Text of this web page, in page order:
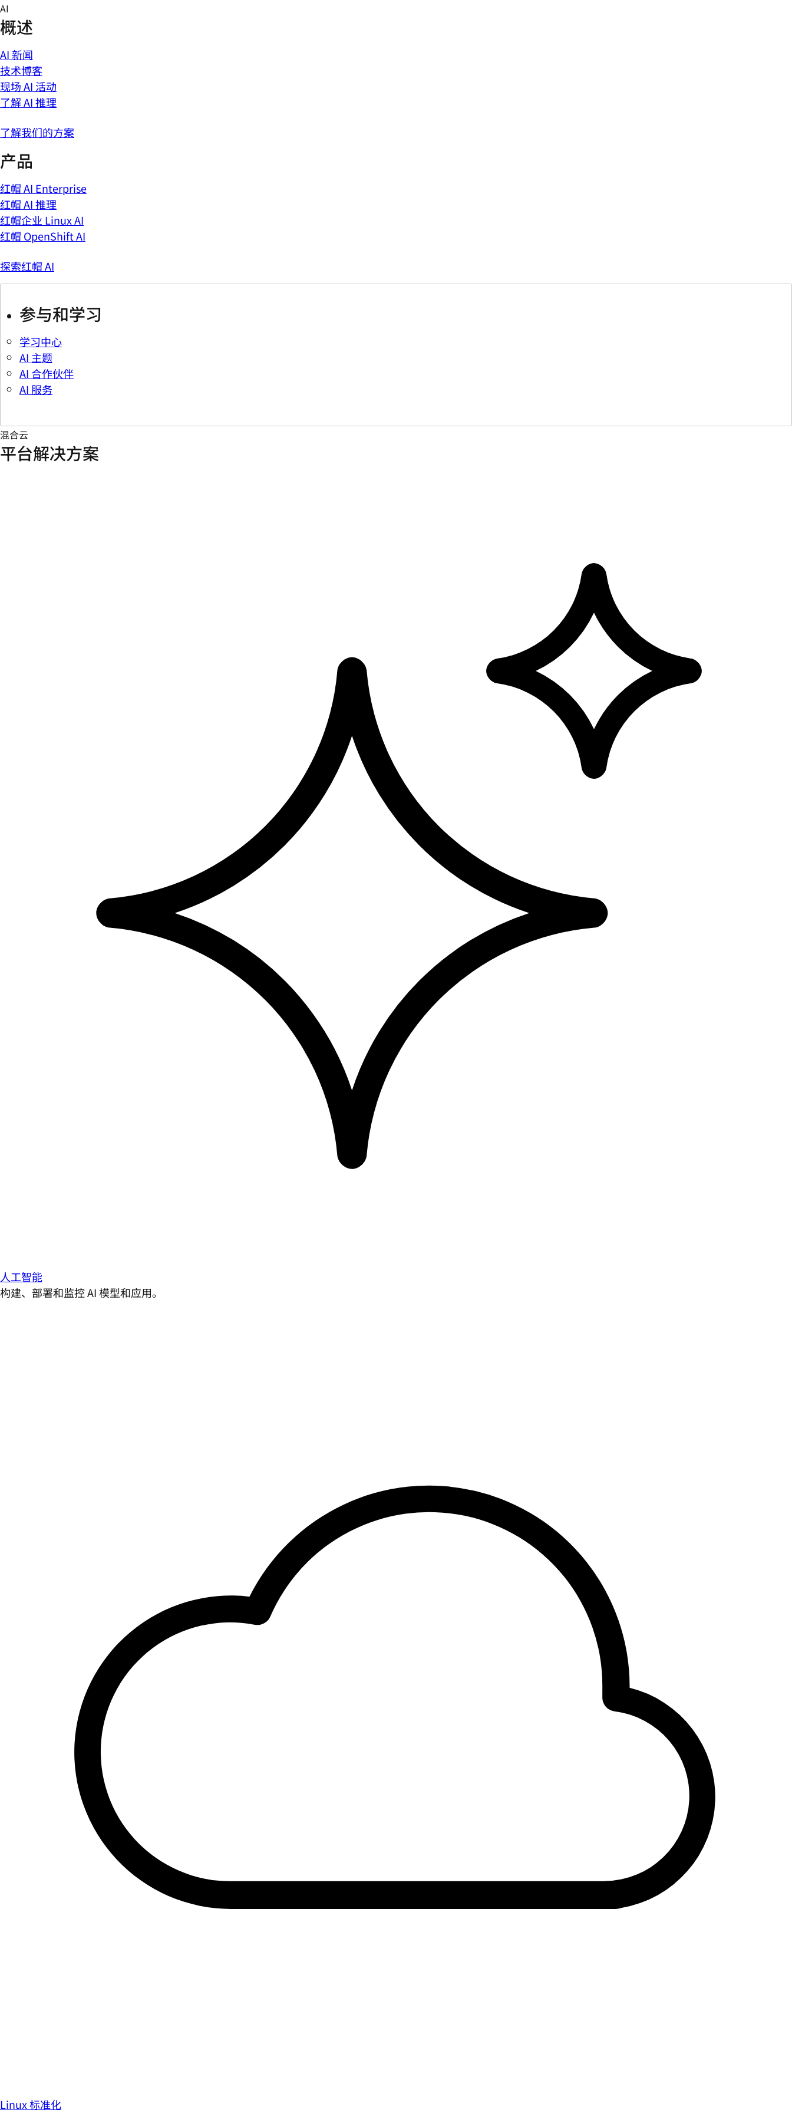
Skip
to
content
AI
概述
AI 新闻
技术博客
现场 AI 活动
了解 AI 推理
了解我们的方案
产品
红帽 AI Enterprise
红帽 AI 推理
红帽企业 Linux AI
红帽 OpenShift AI
探索红帽 AI
参与和学习
学习中心
AI 主题
AI 合作伙伴
AI 服务
混合云
平台解决方案
人工智能
构建、部署和监控 AI 模型和应用。
Linux 标准化